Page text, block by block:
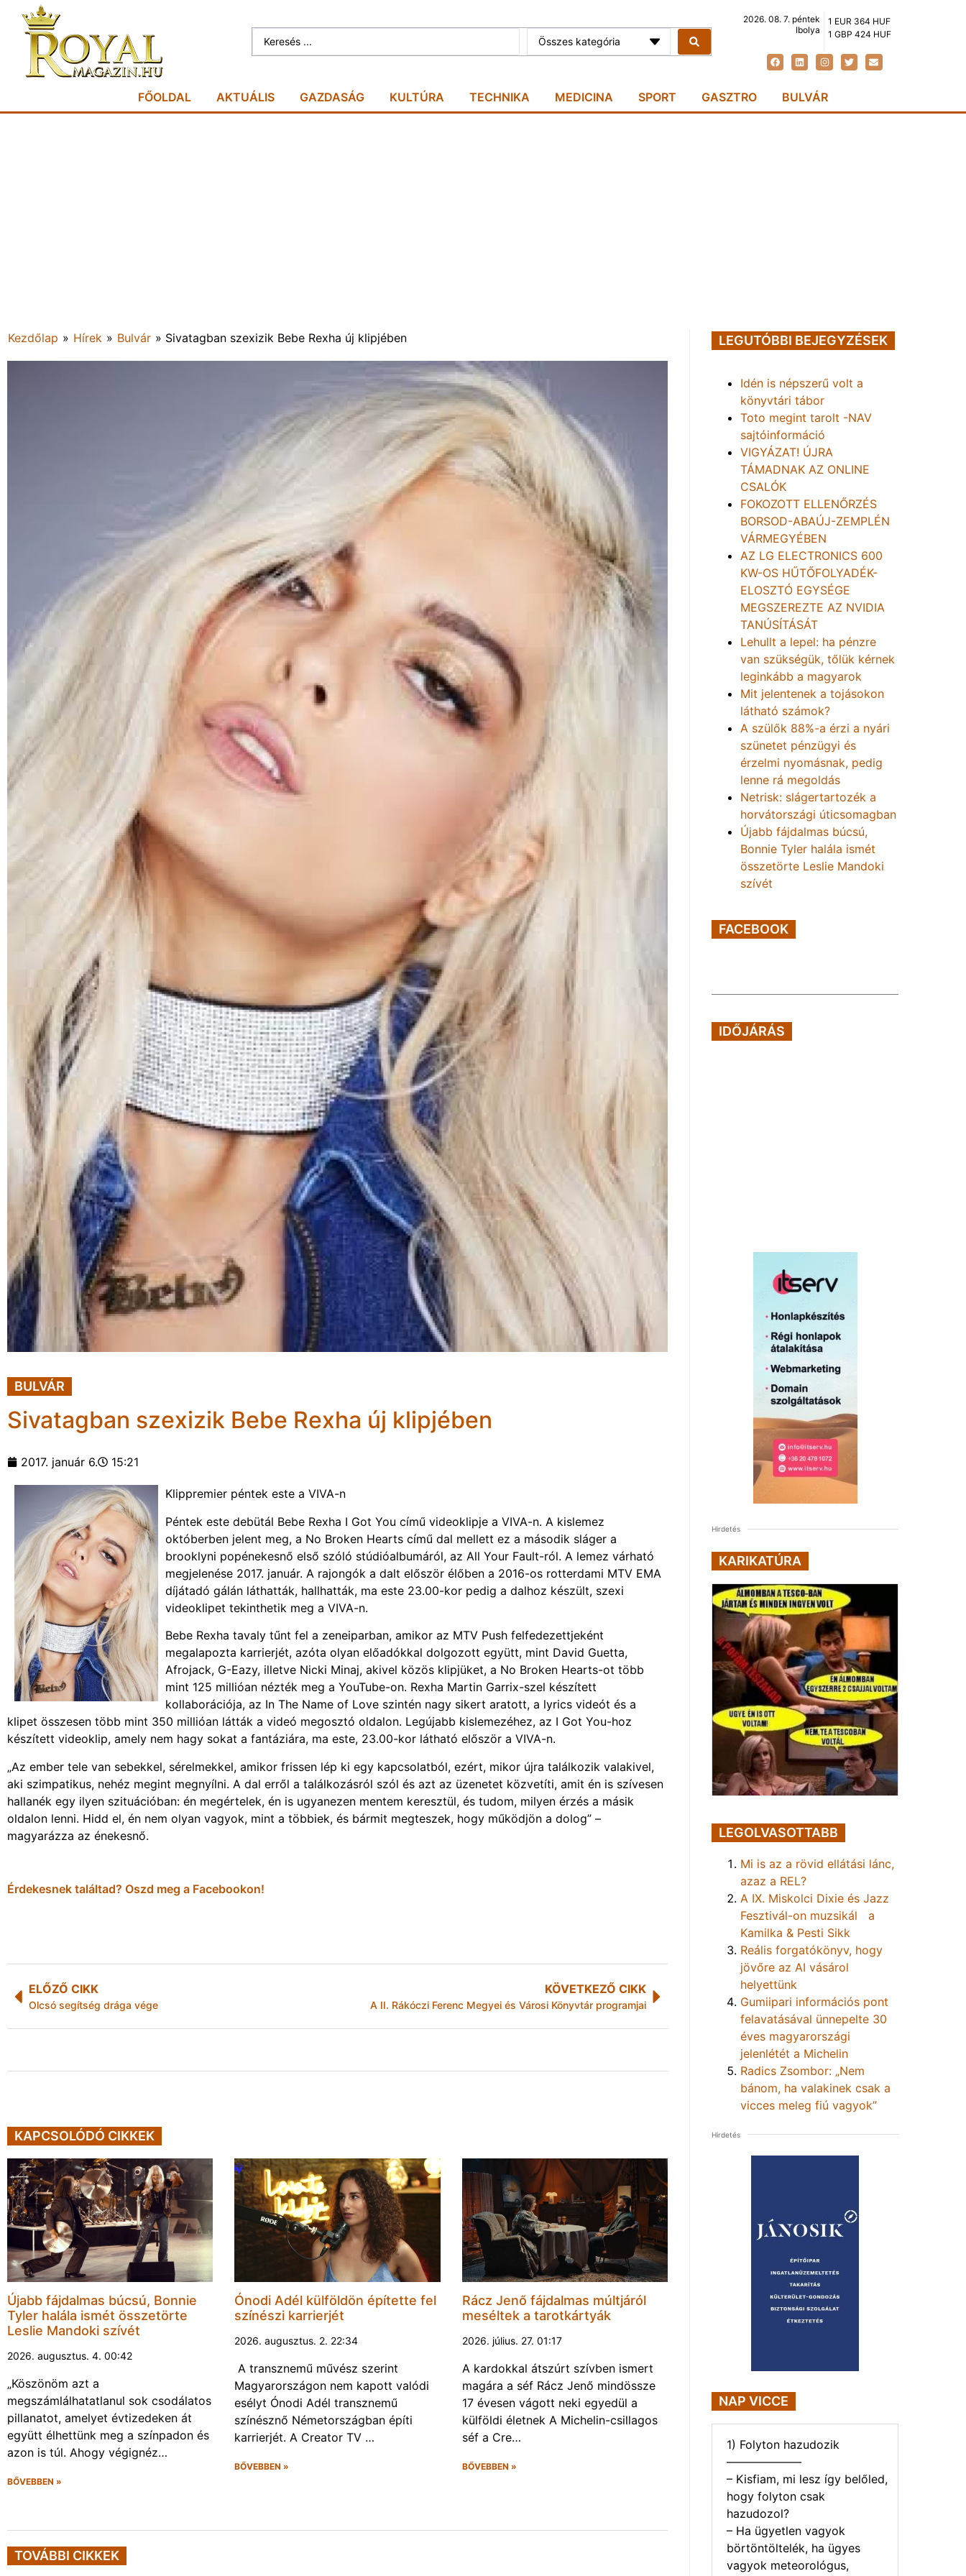
Összes kategória
2026. 08. 7. péntek
Ibolya
1 EUR 364 HUF
1 GBP 424 HUF
FŐOLDAL AKTUÁLIS GAZDASÁG KULTÚRA TECHNIKA MEDICINA SPORT GASZTRO BULVÁR
Kezdőlap » Hírek » Bulvár » Sivatagban szexizik Bebe Rexha új klipjében
BULVÁR
Sivatagban szexizik Bebe Rexha új klipjében
2017. január 6. 15:21
Klippremier péntek este a VIVA-n
Péntek este debütál Bebe Rexha I Got You című videoklipje a VIVA-n. A kislemez
októberben jelent meg, a No Broken Hearts című dal mellett ez a második sláger a
brooklyni popénekesnő első szóló stúdióalbumáról, az All Your Fault-ról. A lemez várható
megjelenése 2017. január. A rajongók a dalt először élőben a 2016-os rotterdami MTV EMA
díjátadó gálán láthatták, hallhatták, ma este 23.00-kor pedig a dalhoz készült, szexi
videoklipet tekinthetik meg a VIVA-n.
Bebe Rexha tavaly tűnt fel a zeneiparban, amikor az MTV Push felfedezettjeként
megalapozta karrierjét, azóta olyan előadókkal dolgozott együtt, mint David Guetta,
Afrojack, G-Eazy, illetve Nicki Minaj, akivel közös klipjüket, a No Broken Hearts-ot több
mint 125 millióan nézték meg a YouTube-on. Rexha Martin Garrix-szel készített
kollaborációja, az In The Name of Love szintén nagy sikert aratott, a lyrics videót és a
klipet összesen több mint 350 millióan látták a videó megosztó oldalon. Legújabb kislemezéhez, az I Got You-hoz
készített videoklip, amely nem hagy sokat a fantáziára, ma este, 23.00-kor látható először a VIVA-n.
„Az ember tele van sebekkel, sérelmekkel, amikor frissen lép ki egy kapcsolatból, ezért, mikor újra találkozik valakivel,
aki szimpatikus, nehéz megint megnyílni. A dal erről a találkozásról szól és azt az üzenetet közvetíti, amit én is szívesen
hallanék egy ilyen szituációban: én megértelek, én is ugyanezen mentem keresztül, és tudom, milyen érzés a másik
oldalon lenni. Hidd el, én nem olyan vagyok, mint a többiek, és bármit megteszek, hogy működjön a dolog” –
magyarázza az énekesnő.
Érdekesnek találtad? Oszd meg a Facebookon!
ELŐZŐ CIKK
Olcsó segítség drága vége
KÖVETKEZŐ CIKK
A II. Rákóczi Ferenc Megyei és Városi Könyvtár programjai
KAPCSOLÓDÓ CIKKEK
Újabb fájdalmas búcsú, Bonnie
Tyler halála ismét összetörte
Leslie Mandoki szívét
2026. augusztus. 4. 00:42
„Köszönöm azt a
megszámlálhatatlanul sok csodálatos
pillanatot, amelyet évtizedeken át
együtt élhettünk meg a színpadon és
azon is túl. Ahogy végignéz…
BŐVEBBEN »
Ónodi Adél külföldön építette fel
színészi karrierjét
2026. augusztus. 2. 22:34
A transznemű művész szerint
Magyarországon nem kapott valódi
esélyt Ónodi Adél transznemű
színésznő Németországban építi
karrierjét. A Creator TV …
BŐVEBBEN »
Rácz Jenő fájdalmas múltjáról
meséltek a tarotkártyák
2026. július. 27. 01:17
A kardokkal átszúrt szívben ismert
magára a séf Rácz Jenő mindössze
17 évesen vágott neki egyedül a
külföldi életnek A Michelin-csillagos
séf a Cre…
BŐVEBBEN »
TOVÁBBI CIKKEK
LEGUTÓBBI BEJEGYZÉSEK
Idén is népszerű volt a
könyvtári tábor
Toto megint tarolt -NAV
sajtóinformáció
VIGYÁZAT! ÚJRA
TÁMADNAK AZ ONLINE
CSALÓK
FOKOZOTT ELLENŐRZÉS
BORSOD-ABAÚJ-ZEMPLÉN
VÁRMEGYÉBEN
AZ LG ELECTRONICS 600
KW-OS HŰTŐFOLYADÉK-
ELOSZTÓ EGYSÉGE
MEGSZEREZTE AZ NVIDIA
TANÚSÍTÁSÁT
Lehullt a lepel: ha pénzre
van szükségük, tőlük kérnek
leginkább a magyarok
Mit jelentenek a tojásokon
látható számok?
A szülők 88%-a érzi a nyári
szünetet pénzügyi és
érzelmi nyomásnak, pedig
lenne rá megoldás
Netrisk: slágertartozék a
horvátországi úticsomagban
Újabb fájdalmas búcsú,
Bonnie Tyler halála ismét
összetörte Leslie Mandoki
szívét
FACEBOOK
IDŐJÁRÁS
Hirdetés
KARIKATÚRA
LEGOLVASOTTABB
Mi is az a rövid ellátási lánc,
azaz a REL?
A IX. Miskolci Dixie és Jazz
Fesztivál-on muzsikál a
Kamilka & Pesti Sikk
Reális forgatókönyv, hogy
jövőre az AI vásárol
helyettünk
Gumiipari információs pont
felavatásával ünnepelte 30
éves magyarországi
jelenlétét a Michelin
Radics Zsombor: „Nem
bánom, ha valakinek csak a
vicces meleg fiú vagyok”
Hirdetés
NAP VICCE
1) Folyton hazudozik
——————–
– Kisfiam, mi lesz így belőled,
hogy folyton csak
hazudozol?
– Ha ügyetlen vagyok
börtöntöltelék, ha ügyes
vagyok meteorológus,